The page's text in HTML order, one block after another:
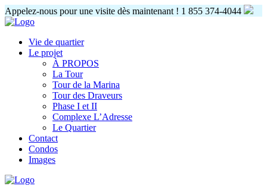
Appelez-nous pour une visite dès maintenant ! 1 855 374-4044
Vie de quartier
Le projet
À PROPOS
La Tour
Tour de la Marina
Tour des Draveurs
Phase I et II
Complexe L’Adresse
Le Quartier
Contact
Condos
Images